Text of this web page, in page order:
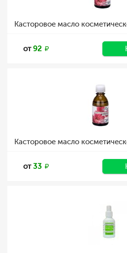
Касторовое масло
от92
Касторовое масло
от33